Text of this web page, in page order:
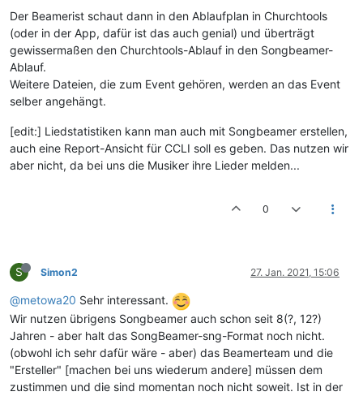
Der Beamerist schaut dann in den Ablaufplan in Churchtools
(oder in der App, dafür ist das auch genial) und überträgt
gewissermaßen den Churchtools-Ablauf in den Songbeamer-
Ablauf.
Weitere Dateien, die zum Event gehören, werden an das Event
selber angehängt.
[edit:] Liedstatistiken kann man auch mit Songbeamer erstellen,
auch eine Report-Ansicht für CCLI soll es geben. Das nutzen wir
aber nicht, da bei uns die Musiker ihre Lieder melden...
0
S Simon2 27. Jan. 2021, 15:06
@metowa20 Sehr interessant.
Wir nutzen übrigens Songbeamer auch schon seit 8(?, 12?)
Jahren - aber halt das SongBeamer-sng-Format noch nicht.
(obwohl ich sehr dafür wäre - aber) das Beamerteam und die
"Ersteller" [machen bei uns wiederum andere] müssen dem
zustimmen und die sind momentan noch nicht soweit. Ist in der